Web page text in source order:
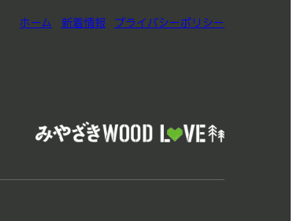
ホーム 新着情報 プライバシーポリシー